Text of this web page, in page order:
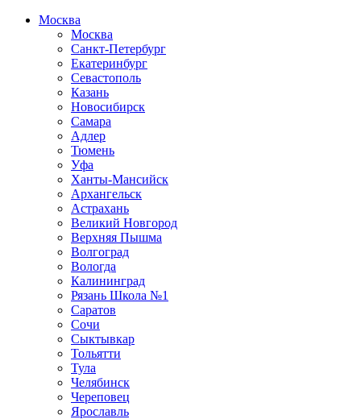
Москва
Москва
Санкт-Петербург
Екатеринбург
Севастополь
Казань
Новосибирск
Самара
Адлер
Тюмень
Уфа
Ханты-Мансийск
Архангельск
Астрахань
Великий Новгород
Верхняя Пышма
Волгоград
Вологда
Калининград
Рязань Школа №1
Саратов
Сочи
Сыктывкар
Тольятти
Тула
Челябинск
Череповец
Ярославль